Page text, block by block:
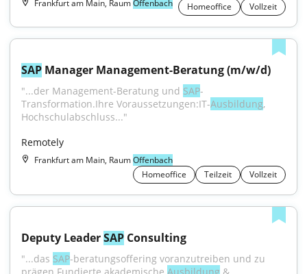
Frankfurt am Main, RaumOffenbach Homeoffice Vollzeit
SAP Manager Management-Beratung (m/w/d)
"...der Management-Beratung und SAP-
Transformation.Ihre Voraussetzungen:IT-Ausbildung,
Hochschulabschluss..."
Remotely
Frankfurt am Main, RaumOffenbach
Homeoffice
Teilzeit Vollzeit
Deputy Leader SAP Consulting
"...das SAP-beratungsoffering voranzutreiben und zu